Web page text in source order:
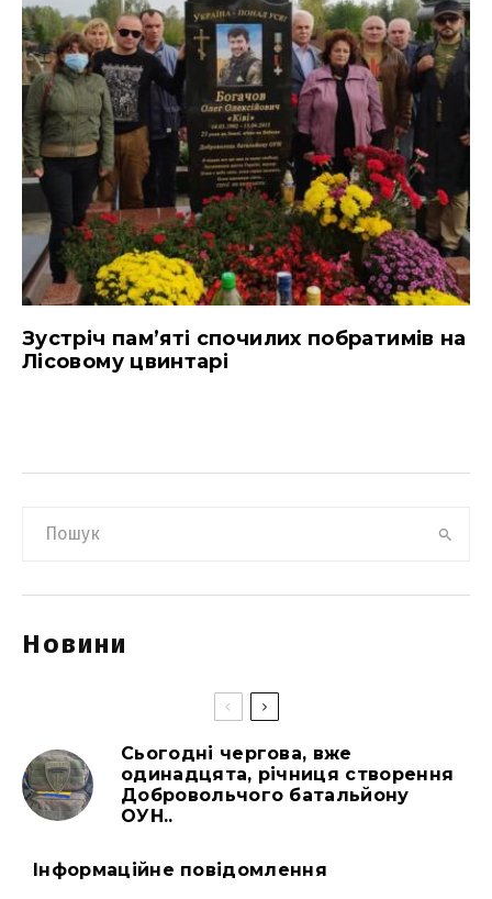
Зустріч пам’яті спочилих побратимів на
Лісовому цвинтарі
Новини
Сьогодні чергова, вже
одинадцята, річниця створення
Добровольчого батальйону
ОУН..
Інформаційне повідомлення